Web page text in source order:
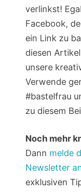
verlinkst!
Facebook,
ein Link zu
diesen
unsere
Verwende
#bastelfrau
zu diesem
Noch mehr
Dann melde
Newsletter
exklusiven